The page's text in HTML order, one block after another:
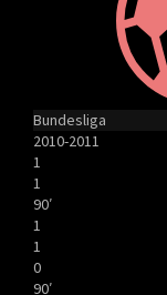
Bundesliga
2010-2011
1
1
90′
1
1
0
90′